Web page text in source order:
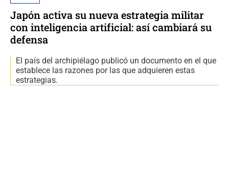
Japón activa su nueva estrategia militar
con inteligencia artificial: así cambiará su
defensa
El país del archipiélago publicó un documento en el que
establece las razones por las que adquieren estas
estrategias.